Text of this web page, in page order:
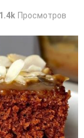
1.4k Просмотров